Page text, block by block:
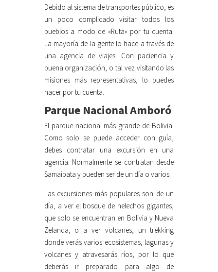
Debido al sistema de transportes público, es
un poco complicado visitar todos los
pueblos a modo de «Ruta» por tu cuenta.
La mayoría de la gente lo hace a través de
una agencia de viajes. Con paciencia y
buena organización, o tal vez visitando las
misiones más representativas, lo puedes
hacer por tu cuenta.
Parque Nacional Amboró
El parque nacional más grande de Bolivia.
Como solo se puede acceder con guía,
debes contratar una excursión en una
agencia. Normalmente se contratan desde
Samaipata y pueden ser de un día o varios.
Las excursiones más populares son de un
día, a ver el bosque de helechos gigantes,
que solo se encuentran en Bolivia y Nueva
Zelanda, o a ver volcanes, un trekking
donde verás varios ecosistemas, lagunas y
volcanes y atravesarás ríos, por lo que
deberás ir preparado para algo de